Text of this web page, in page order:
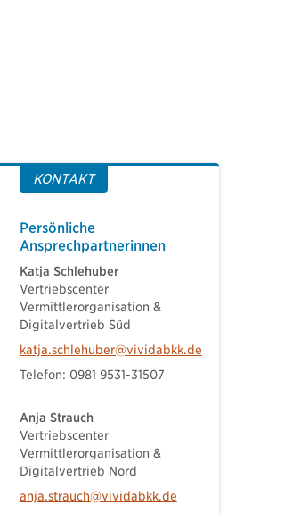
KONTAKT
Persönliche
Ansprechpartnerinnen
Katja Schlehuber
Vertriebscenter
Vermittlerorganisation &
Digitalvertrieb Süd
katja.schlehuber@vividabkk.de
Telefon: 0981 9531-31507
Anja Strauch
Vertriebscenter
Vermittlerorganisation &
Digitalvertrieb Nord
anja.strauch@vividabkk.de